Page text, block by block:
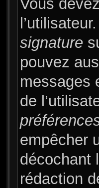
Vous
signature
pouvez
messages
de
empêcher
décochant
rédaction